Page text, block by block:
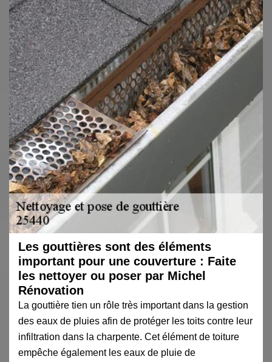
Les gouttières sont des éléments
important pour une couverture : Faite
les nettoyer ou poser par Michel
Rénovation
La gouttière tien un rôle très important dans la gestion
des eaux de pluies afin de protéger les toits contre leur
infiltration dans la charpente. Cet élément de toiture
empêche également les eaux de pluie de